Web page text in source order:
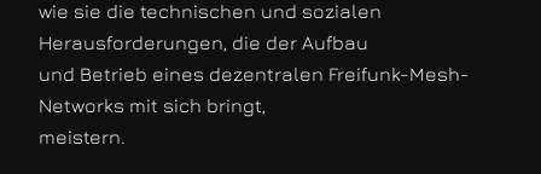
wie sie die technischen und sozialen
Herausforderungen, die der Aufbau
und Betrieb eines dezentralen Freifunk-Mesh-
Networks mit sich bringt,
meistern.